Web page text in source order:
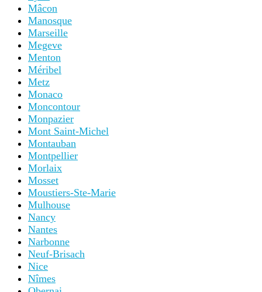
Mâcon
Manosque
Marseille
Megeve
Menton
Méribel
Metz
Monaco
Moncontour
Monpazier
Mont Saint-Michel
Montauban
Montpellier
Morlaix
Mosset
Moustiers-Ste-Marie
Mulhouse
Nancy
Nantes
Narbonne
Neuf-Brisach
Nice
Nîmes